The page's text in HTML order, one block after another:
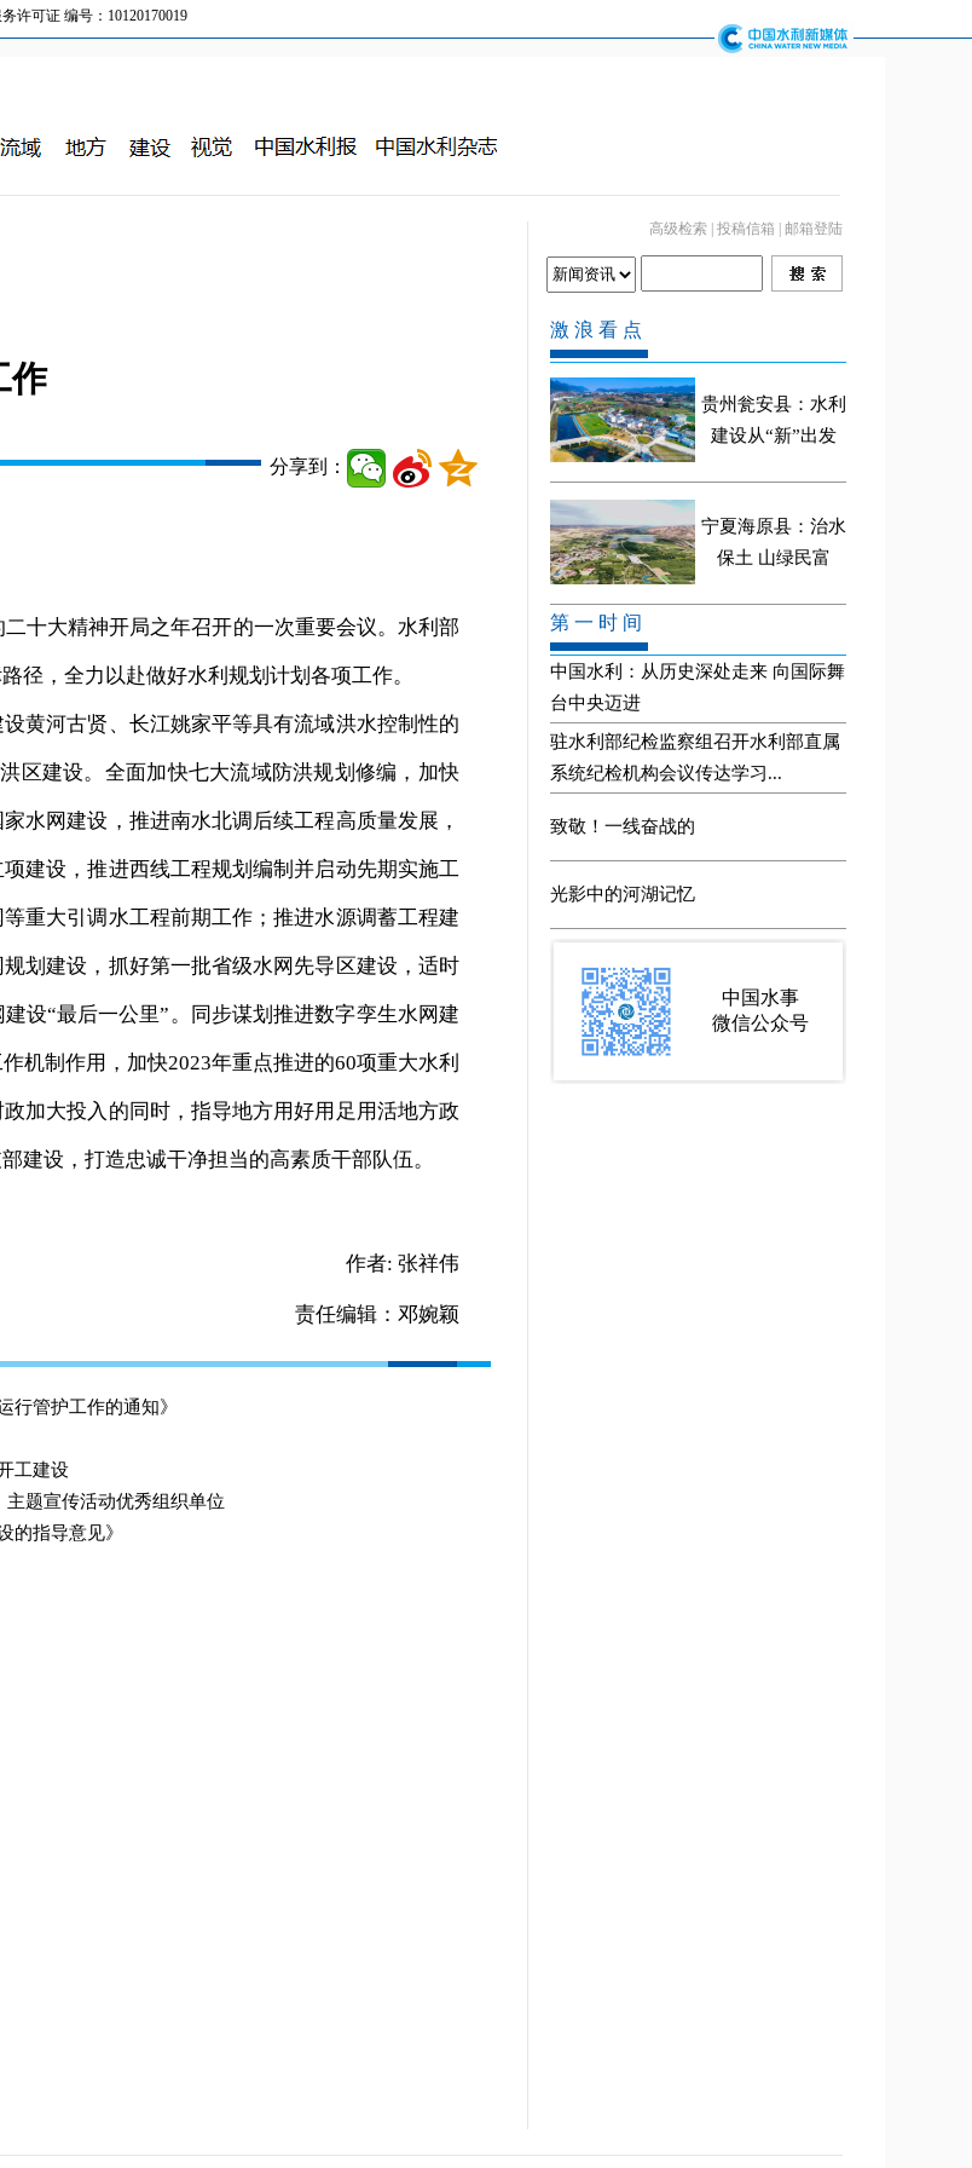
许可证 编号：10120170019
高级检索 投稿信箱 邮箱登陆
作
分享到：
大精神开局之年召开的一次重要会议。水利部
径，全力以赴做好水利规划计划各项工作。
河古贤、长江姚家平等具有流域洪水控制性的
区建设。全面加快七大流域防洪规划修编，加快
水网建设，推进南水北调后续工程高质量发展，
建设，推进西线工程规划编制并启动先期实施工
重大引调水工程前期工作；推进水源调蓄工程建
划建设，抓好第一批省级水网先导区建设，适时
设“最后一公里”。同步谋划推进数字孪生水网建
机制作用，加快2023年重点推进的60项重大水利
加大投入的同时，指导地方用好用足用活地方政
建设，打造忠诚干净担当的高素质干部队伍。
作者: 张祥伟
责任编辑：邓婉颖
行管护工作的通知》
工建设
题宣传活动优秀组织单位
的指导意见》